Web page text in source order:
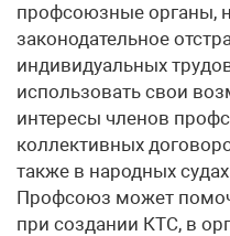
профсоюзные органы,
законодательное
индивидуальных
использовать свои
интересы членов
коллективных
также в народных
Профсоюз может
при создании КТС, в